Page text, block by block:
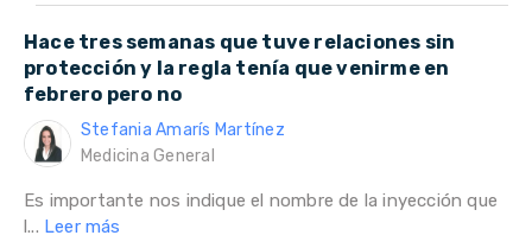
Hace tres semanas que tuve relaciones sin
protección y la regla tenía que venirme en
febrero pero no
Stefania Amarís Martínez
Medicina General
Es importante nos indique el nombre de la inyección que
l... Leer más